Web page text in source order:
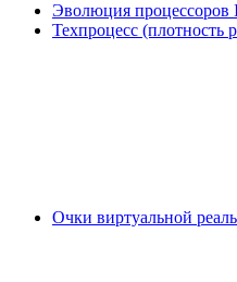
Эволюция процессоров
Техпроцесс (плотность
Очки виртуальной